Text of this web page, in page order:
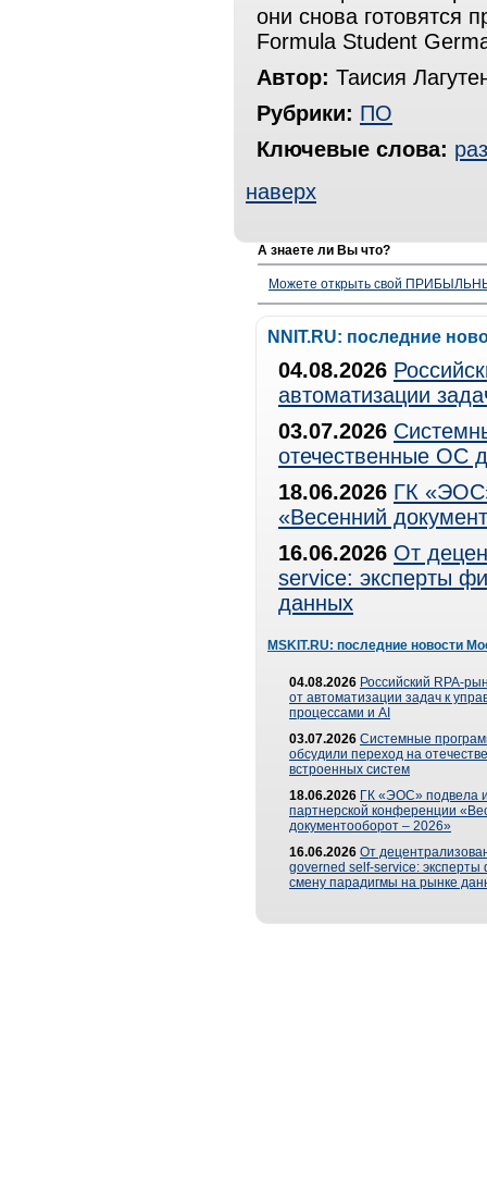
они снова готовятся
Formula Student
Автор: Таисия
Рубрики: ПО
Ключевые слова:
наверх
А знаете ли Вы что?
Можете открыть свой
NNIT.RU: последние
04.08.2026
автоматизации
03.07.2026
отечественные ОС
18.06.2026 ГК
«Весенний
16.06.2026 От
service: эксперты
данных
MSKIT.RU: последние новости
04.08.2026 Российский RPA-
от автоматизации задач к
процессами и AI
03.07.2026 Системные
обсудили переход на
встроенных систем
18.06.2026 ГК «ЭОС» подвела
партнерской конференции
документооборот – 2026»
16.06.2026 От
governed self-service: эксперты
смену парадигмы на рынке